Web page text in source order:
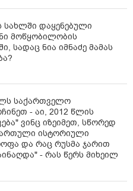
სახლში დაყენებული
მოწყობილობის
სადაც ნია იმნაძე მამას
საქართველო
- აი, 2012 წლის
ვინც იზეიმეთ, სწორედ
ისტორიული
და რაც რუსმა ჯარით
- რას წერს მიხეილ